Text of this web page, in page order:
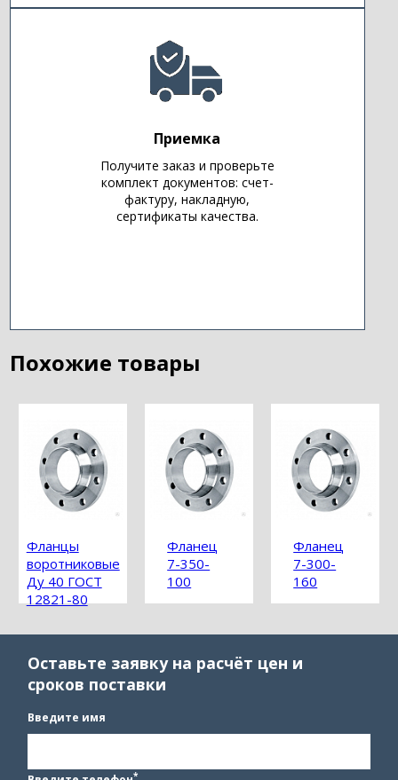
Приемка
Получите заказ и проверьте
комплект документов: счет-
фактуру, накладную,
сертификаты качества.
Похожие товары
Фланцы
воротниковые
Ду 40 ГОСТ
12821-80
Фланец
7-350-
100
Фланец
7-300-
160
Оставьте заявку на расчёт цен и
сроков поставки
Введите имя
*